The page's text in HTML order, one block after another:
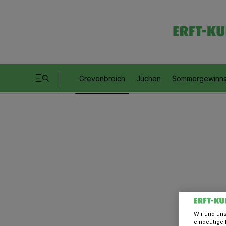
Grevenbroich Jüchen
Wir und
eindeutige